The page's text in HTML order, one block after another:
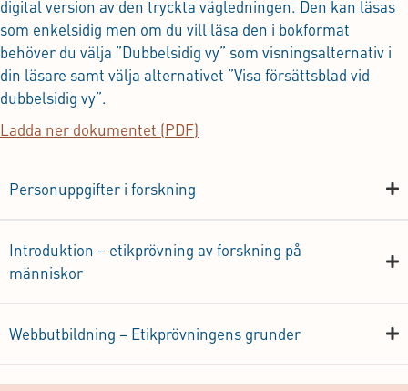
digital version av den tryckta vägledningen. Den kan läsas
som enkelsidig men om du vill läsa den i bokformat
behöver du välja ”Dubbelsidig vy” som visningsalternativ i
din läsare samt välja alternativet ”Visa försättsblad vid
dubbelsidig vy”.
Ladda ner dokumentet (PDF)
Personuppgifter i forskning
Introduktion – etikprövning av forskning på
människor
Webbutbildning – Etikprövningens grunder